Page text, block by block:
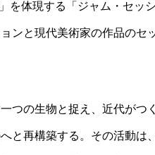
を体現する「ジャム・セッ
ンと現代美術家の作品のセ
つの生物と捉え、近代がつ
と再構築する。その活動